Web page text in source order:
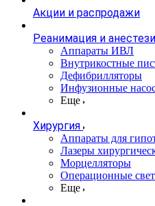
Акции и распродажи
Реанимация и
Аппараты ИВЛ
Внутрикостные
Дефибрилляторы
Инфузионные
Еще
Хирургия
Аппараты для
Лазеры
Морцелляторы
Операционные
Еще